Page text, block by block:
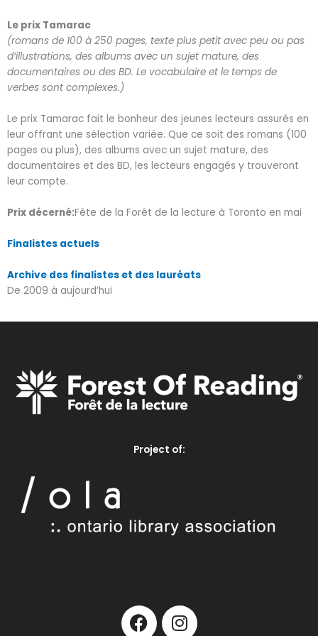
Le prix Tamarac
(romans de 100 à 250 pages, texte plus petit avec peu ou pas
d’illustrations, des albums avec un sujet mature, des
documentaires ou des BD. Le vocabulaire et le temps de
verbes sont complexes.)
Le prix Tamarac fait le bonheur des jeunes lecteurs assurés en
leur offrant une sélection variée. Que ce soit des romans (100
pages ou plus), des albums avec un sujet mature, des
documentaires et des BD, les lecteurs engagés y trouveront
leur compte.
Prix décerné:Fête de la Forêt de la lecture à Toronto en mai
Finalistes actuels
Archive des finalistes et des lauréats
De 2009 à aujourd’hui
Project of:
F I